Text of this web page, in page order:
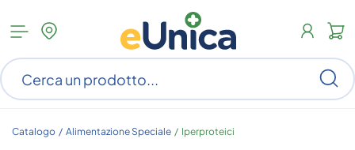
Apri
menu
categorie
Catalogo / Alimentazione Speciale / Iperproteici